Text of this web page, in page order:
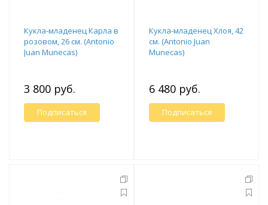
Кукла-младенец Карла в
розовом, 26 см. (Antonio
Juan Munecas)
3 800 руб.
Подписаться
Кукла-младенец Хлоя, 42
см. (Antonio Juan
Munecas)
6 480 руб.
Подписаться